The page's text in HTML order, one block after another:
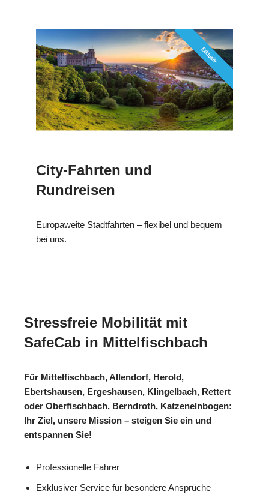
City-Fahrten und
Rundreisen
Europaweite Stadtfahrten – flexibel und bequem
bei uns.
Stressfreie Mobilität mit
SafeCab in Mittelfischbach
Für Mittelfischbach, Allendorf, Herold,
Ebertshausen, Ergeshausen, Klingelbach, Rettert
oder Oberfischbach, Berndroth, Katzenelnbogen:
Ihr Ziel, unsere Mission – steigen Sie ein und
entspannen Sie!
Professionelle Fahrer
Exklusiver Service für besondere Ansprüche